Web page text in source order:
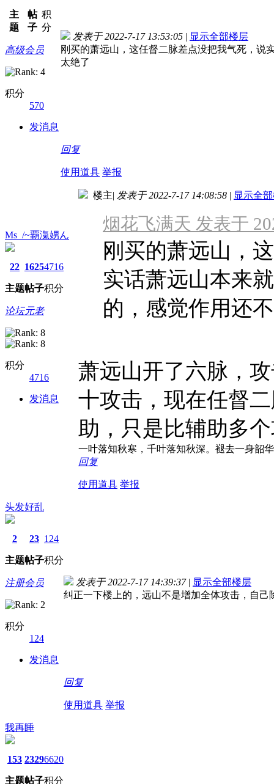
主
题
帖
子
积
分
高级会员
积分
570
发消息
发表于 2022-7-17 13:53:05 | 显示全部楼层
刚买的萧远山，这任督二脉差点没把我气死，说
太绝了
回复
使用道具 举报
Ms_/~覇滊娚ん
22
主题
1625
帖子
4716
积分
论坛元老
积分
4716
发消息
楼主| 发表于 2022-7-17 14:08:58 | 显示全
烟花飞满天 发表于
刚买的萧远山，
实话萧远山本来
的，感觉作用还
萧远山开了六脉，
十攻击，现在任督
助，只是比辅助多
一叶落知秋寒，千叶落知秋深。褪去一身韶
回复
使用道具 举报
头发好乱
2
主题
23
帖子
124
积分
注册会员
积分
124
发消息
发表于 2022-7-17 14:39:37 | 显示全部楼层
纠正一下楼上的，远山不是增加全体攻击，自己
回复
使用道具 举报
我再睡
153
主题
2329
帖子
6620
积分